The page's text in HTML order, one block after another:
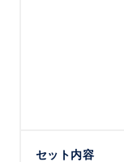
セット内容